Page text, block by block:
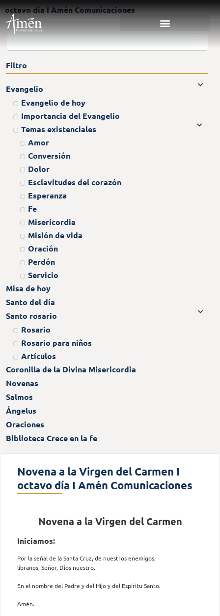
octavo día I Amén Comunicaciones
Filtro
Evangelio
Evangelio de hoy
Importancia del Evangelio
Temas existenciales
Amor
Conversión
Dolor
Esclavitudes del corazón
Esperanza
Fe
Misericordia
Misión de vida
Oración
Perdón
Servicio
Misa de hoy
Santo del día
Santo rosario
Rosario
Rosario para niños
Artículos
Coronilla de la Divina Misericordia
Novenas
Salmos
Ángelus
Oraciones
Biblioteca Crece en la fe
Novena a la Virgen del Carmen I
octavo día I Amén Comunicaciones
Novena a la Virgen del Carmen
Iniciamos:
Por la señal de la Santa Cruz, de nuestros enemigos,
líbranos, Señor, Dios nuestro.
En el nombre del Padre y del Hijo y del Espíritu Santo.
Amén.